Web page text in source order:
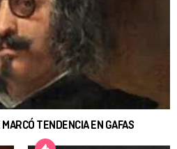
TENDENCIA EN GAFAS